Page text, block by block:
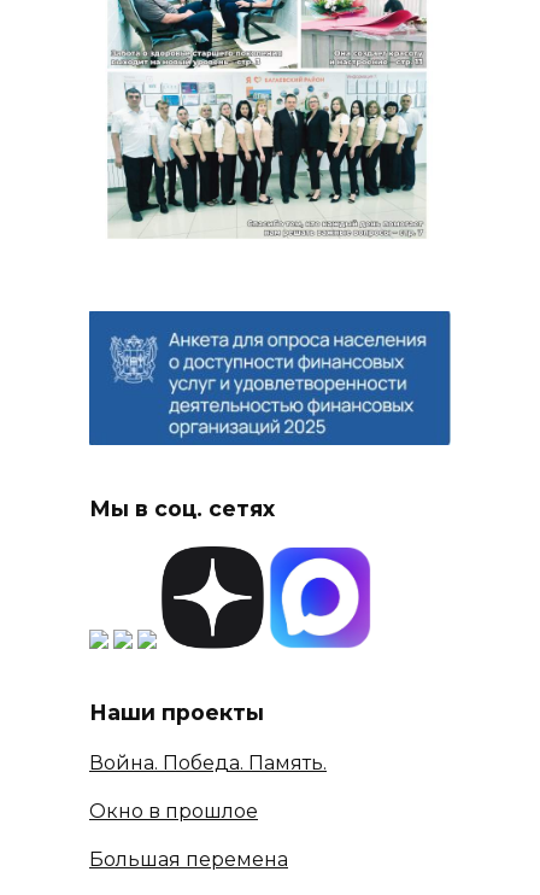
Мы в соц. сетях
Наши проекты
Война. Победа. Память.
Окно в прошлое
Большая перемена